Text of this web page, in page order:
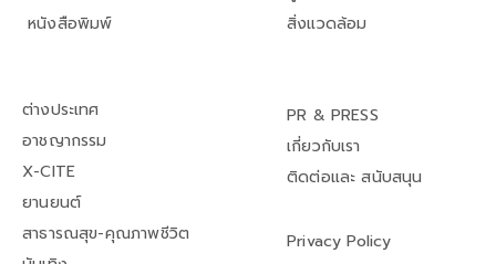
หนังสือพิมพ์
สิ่งแวดล้อม
ต่างประเทศ
อาชญากรรม
X-CITE
ยานยนต์
สาธารณสุข-คุณภาพชีวิต
PR & PRESS
เกี่ยวกับเรา
ติดต่อและ สนับสนุน
Privacy Policy